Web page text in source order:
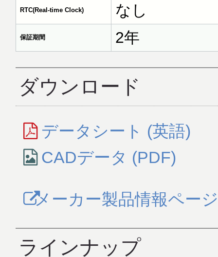
RTC(Real-time Clock) なし
保証期間 2年
ダウンロード
データシート (英語)
CADデータ (PDF)
メーカー製品情報ページ
ラインナップ